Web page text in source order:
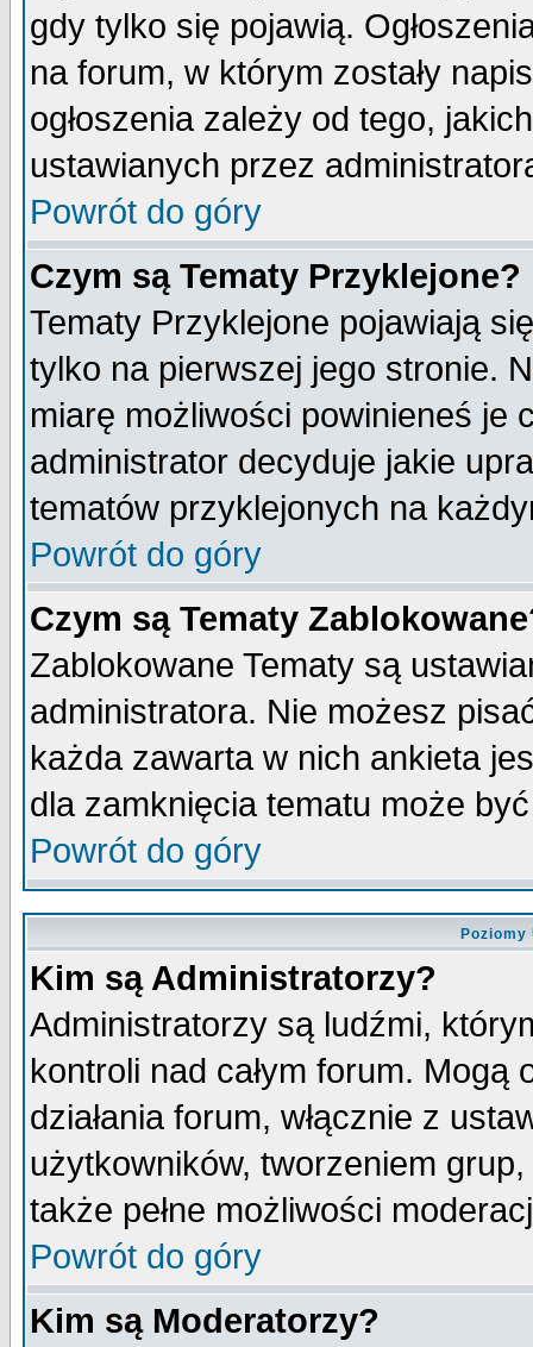
gdy tylko się pojawią.
na forum, w którym zostały
ogłoszenia zależy od tego,
ustawianych przez
Powrót do góry
Czym są Tematy Przyklejone?
Tematy Przyklejone pojawiają
tylko na pierwszej jego stronie.
miarę możliwości powinieneś je
administrator decyduje jakie
tematów przyklejonych na
Powrót do góry
Czym są Tematy
Zablokowane Tematy są
administratora. Nie możesz
każda zawarta w nich ankieta
dla zamknięcia tematu może
Powrót do góry
Kim są Administratorzy?
Administratorzy są ludźmi,
kontroli nad całym forum.
działania forum, włącznie z
użytkowników, tworzeniem
także pełne możliwości
Powrót do góry
Kim są Moderatorzy?